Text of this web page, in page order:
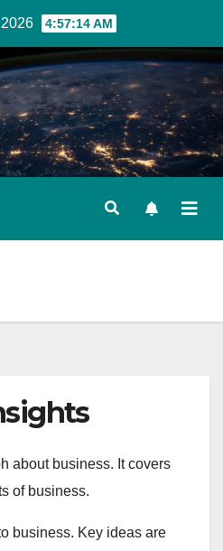
4:57:15 AM
about business. It covers
of business.
business. Key ideas are